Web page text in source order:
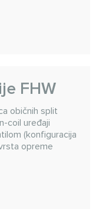
FHW
običnih split
coil uređaji
(konfiguracija
opreme